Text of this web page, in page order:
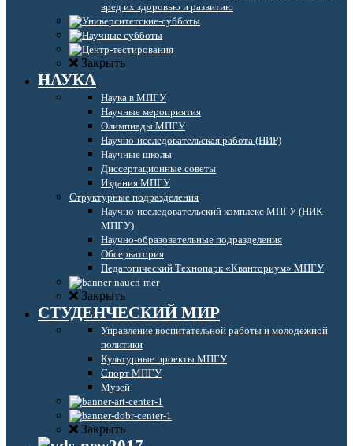
вред их здоровью и развитию
Закрыть
НАУКА
Наука в МПГУ
Научные мероприятия
Олимпиады МПГУ
Научно-исследовательская работа (НИР)
Научные школы
Диссертационные советы
Издания МПГУ
Структурные подразделения
Научно-исследовательский комплекс МПГУ (НИК
МПГУ)
Научно-образовательные подразделения
Обсерватория
Педагогический Технопарк «Кванториум» МПГУ
Закрыть
СТУДЕНЧЕСКИЙ МИР
Управление воспитательной работы и молодежной
политики
Культурные проекты МПГУ
Спорт МПГУ
Музей
Закрыть